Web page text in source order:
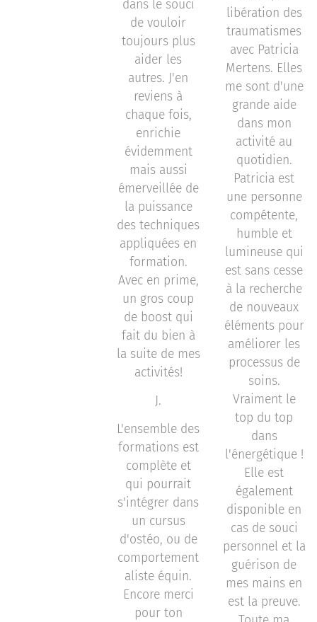
dans le souci
de vouloir
toujours plus
aider les
autres. J'en
reviens à
chaque fois,
enrichie
évidemment
mais aussi
émerveillée de
la puissance
des techniques
appliquées en
formation.
Avec en prime,
un gros coup
de boost qui
fait du bien à
la suite de mes
activités!
J.
L'ensemble des
formations est
complète et
qui pourrait
s'intégrer dans
un cursus
d'ostéo, ou de
comportement
aliste équin.
Encore merci
pour ton
libération des
traumatismes
avec Patricia
Mertens. Elles
me sont d'une
grande aide
dans mon
activité au
quotidien.
Patricia est
une personne
compétente,
humble et
lumineuse qui
est sans cesse
à la recherche
de nouveaux
éléments pour
améliorer les
processus de
soins.
Vraiment le
top du top
dans
l'énergétique !
Elle est
également
disponible en
cas de souci
personnel et la
guérison de
mes mains en
est la preuve.